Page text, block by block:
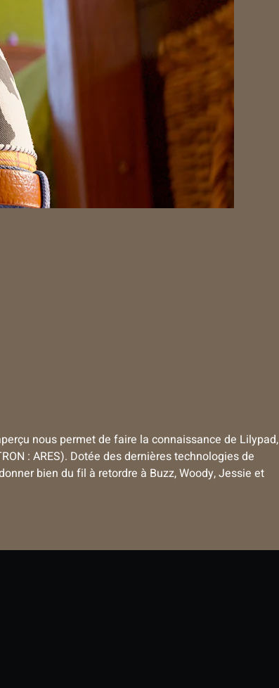
nous permet de faire la connaissance de Lilypad,
: ARES). Dotée des dernières technologies de
bien du fil à retordre à Buzz, Woody, Jessie et